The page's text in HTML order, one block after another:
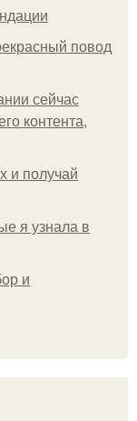
повод
сейчас
контента,
и получай
я узнала в
и